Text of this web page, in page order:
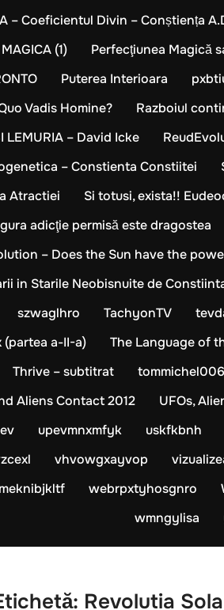
– Coeficientul Divin – Conștiența
(1)
Perfecţiunea Magică
Puterea Interioara
Vadis Homine?
Razboiul
LEMURIA – David Icke
– Constienta Constiitei
Atractiei
Si totusi, exista!!
adicţie permisă este dragostea
– Does the Sun have the
in Starile Neobisnuite de
szwaglhro TachyonTV
(partea a-II-a)
The Language of
Thrive – subtitrat
Aliens Contact 2012 UFOs,
upevmnxmfyk uskfkbnh
vhvowgxayvop
webrpxtyhosgnro
wmngylisa
Revolutia